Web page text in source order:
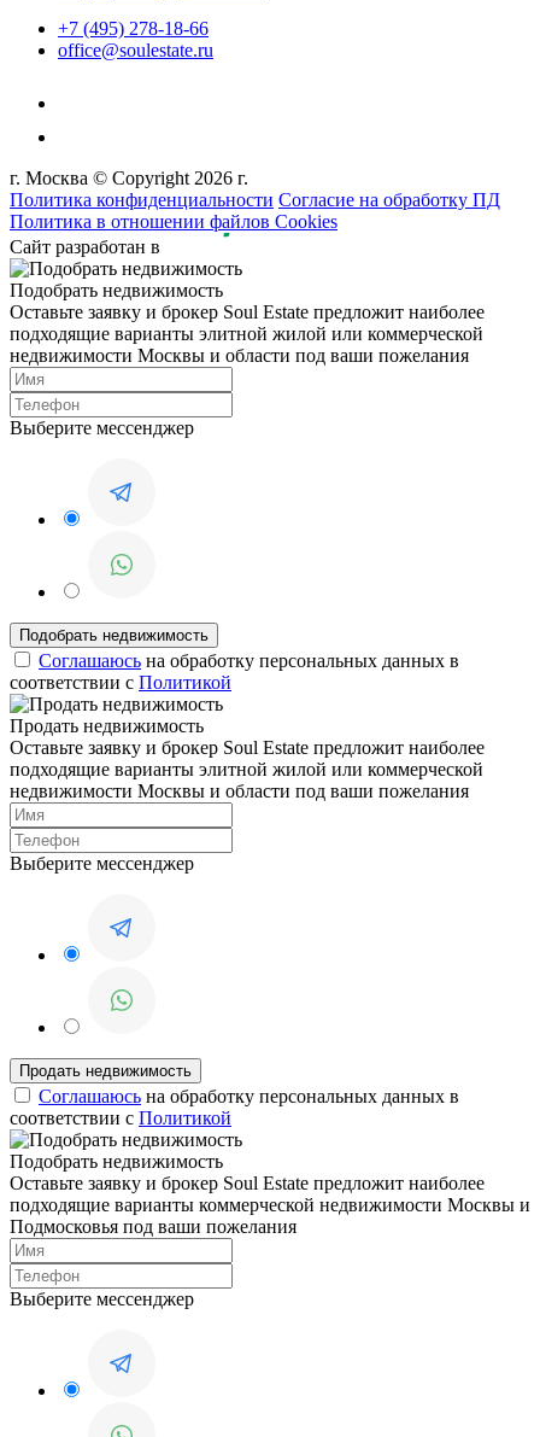
+7 (495) 278-18-66
office@soulestate.ru
г. Москва © Copyright 2026 г.
Политика конфиденциальности Согласие на обработку ПД
Политика в отношении файлов Cookies
Сайт разработан в
Подобрать недвижимость
Оставьте заявку и брокер Soul Estate предложит наиболее
подходящие варианты элитной жилой или коммерческой
недвижимости Москвы и области под ваши пожелания
Выберите мессенджер
Соглашаюсь на обработку персональных данных в
соответствии с Политикой
Продать недвижимость
Оставьте заявку и брокер Soul Estate предложит наиболее
подходящие варианты элитной жилой или коммерческой
недвижимости Москвы и области под ваши пожелания
Выберите мессенджер
Соглашаюсь на обработку персональных данных в
соответствии с Политикой
Подобрать недвижимость
Оставьте заявку и брокер Soul Estate предложит наиболее
подходящие варианты коммерческой недвижимости Москвы и
Подмосковья под ваши пожелания
Выберите мессенджер